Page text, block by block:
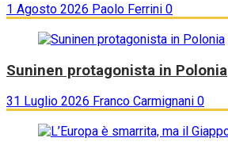
1 Agosto 2026 Paolo Ferrini 0
Suninen protagonista in Polonia
31 Luglio 2026 Franco Carmignani 0